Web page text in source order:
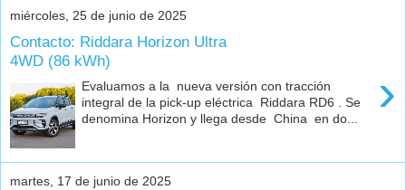
miércoles, 25 de junio de 2025
Contacto: Riddara Horizon Ultra
4WD (86 kWh)
›
Evaluamos a la nueva versión con tracción
integral de la pick-up eléctrica Riddara RD6 . Se
denomina Horizon y llega desde China en do...
martes, 17 de junio de 2025